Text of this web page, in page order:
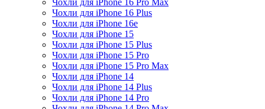
Чохли для iPhone 16 Pro Max
Чохли для iPhone 16 Plus
Чохли для iPhone 16e
Чохли для iPhone 15
Чохли для iPhone 15 Plus
Чохли для iPhone 15 Pro
Чохли для iPhone 15 Pro Max
Чохли для iPhone 14
Чохли для iPhone 14 Plus
Чохли для iPhone 14 Pro